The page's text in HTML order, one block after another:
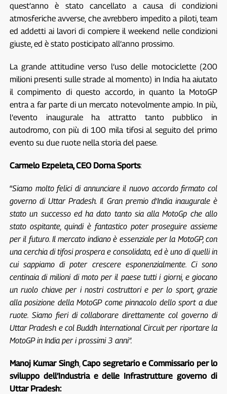
quest’anno è stato cancellato a causa di condizioni
atmosferiche avverse, che avrebbero impedito a piloti, team
ed addetti ai lavori di compiere il weekend nelle condizioni
giuste, ed è stato posticipato all’anno prossimo.
La grande attitudine verso l’uso delle motociclette (200
milioni presenti sulle strade al momento) in India ha aiutato
il compimento di questo accordo, in quanto la MotoGP
entra a far parte di un mercato notevolmente ampio. In più,
l’evento inaugurale ha attratto tanto pubblico in
autodromo, con più di 100 mila tifosi al seguito del primo
evento su due ruote nella storia del paese.
Carmelo Ezpeleta, CEO Dorna Sports:
“Siamo molto felici di annunciare il nuovo accordo firmato col
governo di Uttar Pradesh. Il Gran premio d’India inaugurale è
stato un successo ed ha dato tanto sia alla MotoGp che allo
stato ospitante, quindi è fantastico poter proseguire assieme
per il futuro. Il mercato indiano è essenziale per la MotoGP, con
una cerchia di tifosi prospera e consolidata, ed è uno di quelli in
cui sappiamo di poter crescere esponenzialmente. Ci sono
centinaia di milioni di moto per il paese tutti i giorni, e giocano
un ruolo chiave per i nostri costruttori e per lo sport, grazie
alla posizione della MotoGP come pinnacolo dello sport a due
ruote. Siamo fieri di collaborare direttamente col governo di
Uttar Pradesh e col Buddh International Circuit per riportare la
MotoGP in India per i prossimi 3 anni”.
Manoj Kumar Singh,Capo segretario e Commissario per lo
sviluppo dell’Industria e delle Infrastrutture governo di
Uttar Pradesh: